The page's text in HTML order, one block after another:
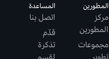
المطورين
مركز
المطورين
مجموعات
المساعدة
اتصل بنا
قدّم
تذكرة